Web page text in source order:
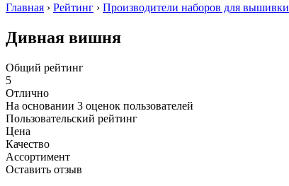
Главная › Рейтинг › Производители наборов для вышивки
Дивная вишня
Общий рейтинг
5
Отлично
На основании 3 оценок пользователей
Пользовательский рейтинг
Цена
Качество
Ассортимент
Оставить отзыв